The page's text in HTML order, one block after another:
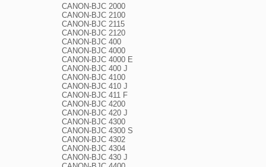
CANON-BJC 2000
CANON-BJC 2100
CANON-BJC 2115
CANON-BJC 2120
CANON-BJC 400
CANON-BJC 4000
CANON-BJC 4000 E
CANON-BJC 400 J
CANON-BJC 4100
CANON-BJC 410 J
CANON-BJC 411 F
CANON-BJC 4200
CANON-BJC 420 J
CANON-BJC 4300
CANON-BJC 4300 S
CANON-BJC 4302
CANON-BJC 4304
CANON-BJC 430 J